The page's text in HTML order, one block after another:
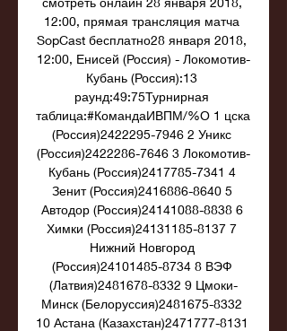
12:00, прямая трансляция матча
SopCast бесплатно28 января 2018,
12:00, Енисей (Россия) - Локомотив-
Кубань (Россия):13
раунд:49:75Турнирная
таблица:#КомандаИВПМ/%О 1 цска
(Россия)2422295-7946 2 Уникс
(Россия)2422286-7646 3 Локомотив-
Кубань (Россия)2417785-7341 4
Зенит (Россия)2416886-8640 5
Автодор (Россия)24141088-8838 6
Химки (Россия)24131185-8137 7
Нижний Новгород
(Россия)24101485-8734 8 ВЭФ
(Латвия)2481678-8332 9 Цмоки-
Минск (Белоруссия)2481675-8332
10 Астана (Казахстан)2471777-8131